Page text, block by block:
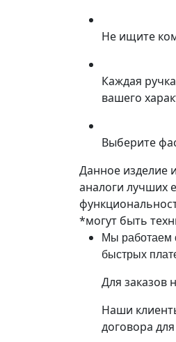
Не ищите
Каждая
вашего
Выберите
Данное изделие
аналоги лучших
*могут быть
Мы работаем
быстрых
Для заказов
Наши
договора